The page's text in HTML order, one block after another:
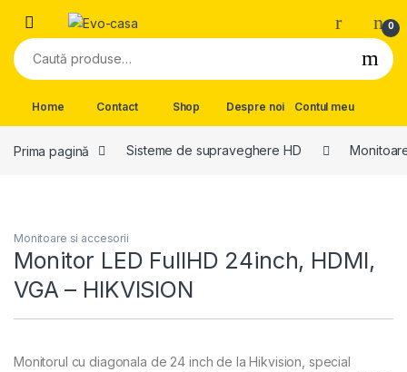
Skip to navigation
Skip to content
0
Caută după:
Home Contact Shop Despre noi Contul meu
Prima pagină Sisteme de supraveghere HD
Monitoare si accesorii
Monitor LED FullHD 24inch, HDMI,
VGA – HIKVISION
Monitorul cu diagonala de 24 inch de la Hikvision, special